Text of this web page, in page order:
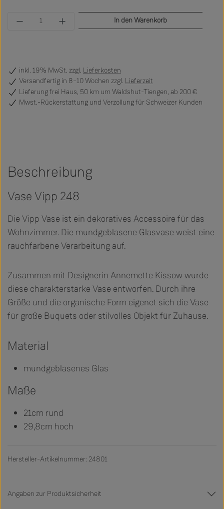
Produkt Anzahl: Gib den gewünschten Wert
In den Warenkorb
inkl. 19% MwSt. zzgl. Lieferkosten
Versandfertig in 8–10 Wochen zzgl. Lieferzeit
Lieferung frei Haus, 50 km um Waldshut-Tiengen, ab 200 €
Mwst.-Rückerstattung und Verzollung für Schweizer Kunden
Beschreibung
Vase Vipp 248
Die Vipp Vase ist ein dekoratives Accessoire für das
Wohnzimmer. Die mundgeblasene Glasvase weist eine
rauchfarbene Verarbeitung auf.
Zusammen mit Designerin Annemette Kissow wurde
diese charakterstarke Vase entworfen. Durch ihre
Größe und die organische Form eigenet sich die Vase
für große Buquets oder stilvolles Objekt für Zuhause.
Material
mundgeblasenes Glas
Maße
21cm rund
29,8cm hoch
Hersteller-Artikelnummer: 24801
Angaben zur Produktsicherheit